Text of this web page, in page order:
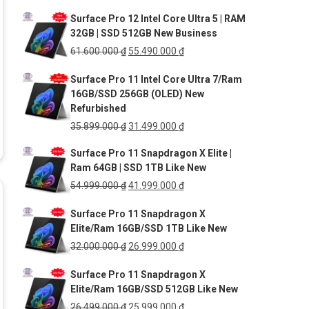
là:
27.499.000 ₫.
tại
là:
25.999.000 ₫.
Surface Pro 12 Intel Core Ultra 5 | RAM
32GB | SSD 512GB New Business
61.600.000₫ Giá
là:
61.600.000 ₫.
55.490.000 ₫Giá
tại
là:
Surface Pro 11 Intel Core Ultra 7/Ram
16GB/SSD 256GB (OLED) New
Refurbished
35.899.000₫Giá
là:
35.899.000 ₫.
31.499.000 ₫Giá
tại
là:
31.499.000 ₫.
Surface Pro 11 Snapdragon X Elite |
Ram 64GB | SSD 1TB Like New
54.999.000₫Giá
là:
54.999.000 ₫.
41.999.000 ₫Giá
tại
là:
41.999.000 ₫.
Surface Pro 11 Snapdragon X
Elite/Ram 16GB/SSD 1TB Like New
32.000.000₫ Giá
là:
32.000.000 ₫.
26.999.000 ₫Giá
tại
là:
26.999.000 ₫.
Surface Pro 11 Snapdragon X
Elite/Ram 16GB/SSD 512GB Like New
Giá
Giá